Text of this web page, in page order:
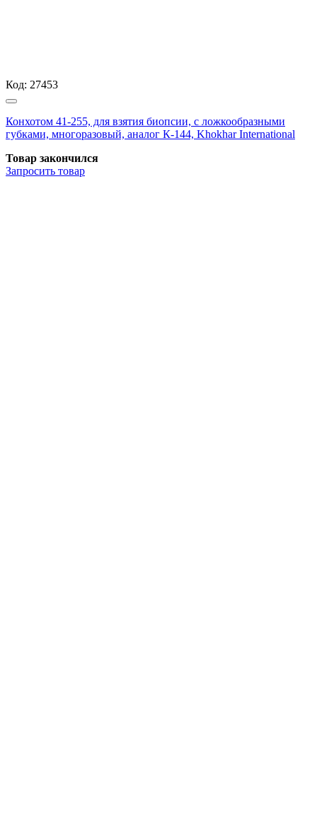
Код: 27453
Конхотом 41-255, для взятия биопсии, с ложкообразными
губками, многоразовый, аналог К-144, Khokhar International
Товар закончился
Запросить товар